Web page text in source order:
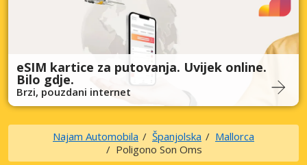
eSIM kartice za putovanja. Uvijek online.
Bilo gdje.
Brzi, pouzdani internet
Najam Automobila Španjolska
Mallorca
Poligono Son Oms